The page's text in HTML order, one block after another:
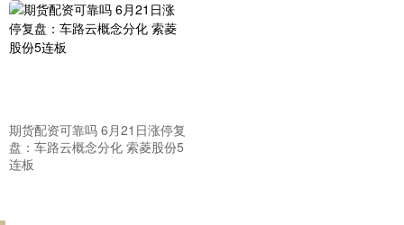
期货配资可靠吗 6月21日涨停复
盘：车路云概念分化 索菱股份5
连板